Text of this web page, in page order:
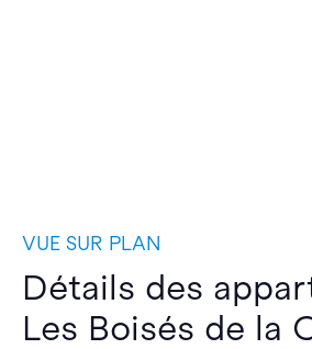
VUE SUR PLAN
Détails des
Les Boisés de la